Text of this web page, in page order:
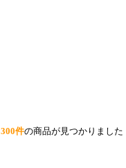
300件の商品が見つかりました